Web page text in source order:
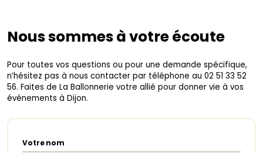
Nous sommes à votre écoute
Pour toutes vos questions ou pour une demande spécifique,
n’hésitez pas à nous contacter par téléphone au 02 51 33 52
56. Faites de La Ballonnerie votre allié pour donner vie à vos
événements à Dijon.
Votre nom